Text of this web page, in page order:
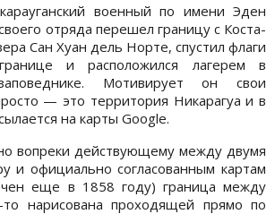
военный по имени Эден
отряда перешел границу с Коста-
Сан Хуан дель Норте, спустил флаги
и расположился лагерем в
Мотивирует он свои
— это территория Никарагуа и в
на карты Google.
вопреки действующему между двумя
и официально согласованным картам
еще в 1858 году) граница между
то нарисована проходящей прямо по